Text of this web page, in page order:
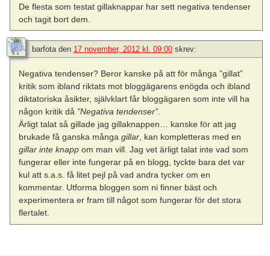
De flesta som testat gillaknappar har sett negativa tendenser
och tagit bort dem.
barfotaden 17 november, 2012 kl. 09:00 skrev:
Negativa tendenser? Beror kanske på att för många ”gillat”
kritik som ibland riktats mot bloggägarens enögda och ibland
diktatoriska åsikter, självklart får bloggägaren som inte vill ha
någon kritik då ”Negativa tendenser”.
Ärligt talat så gillade jag gillaknappen… kanske för att jag
brukade få ganska mångagillar, kan kompletteras med en
gillar inte knapp om man vill. Jag vet ärligt talat inte vad som
fungerar eller inte fungerar på en blogg, tyckte bara det var
kul att s.a.s. få litet pejl på vad andra tycker om en
kommentar. Utforma bloggen som ni finner bäst och
experimentera er fram till något som fungerar för det stora
flertalet.